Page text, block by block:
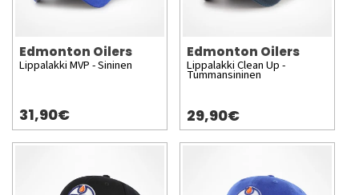
Edmonton Oilers
Lippalakki MVP - Sininen
31,90€
Edmonton Oilers
Lippalakki Clean Up -
Tummansininen
29,90€